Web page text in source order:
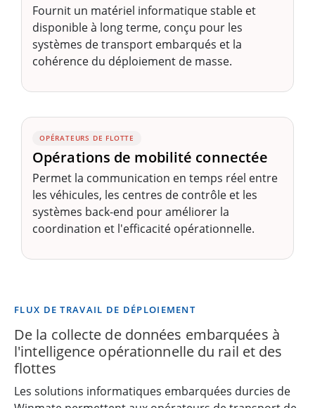
Fournit un matériel informatique stable et
disponible à long terme, conçu pour les
systèmes de transport embarqués et la
cohérence du déploiement de masse.
OPÉRATEURS DE FLOTTE
Opérations de mobilité connectée
Permet la communication en temps réel entre
les véhicules, les centres de contrôle et les
systèmes back-end pour améliorer la
coordination et l'efficacité opérationnelle.
FLUX DE TRAVAIL DE DÉPLOIEMENT
De la collecte de données embarquées à
l'intelligence opérationnelle du rail et des
flottes
Les solutions informatiques embarquées durcies de